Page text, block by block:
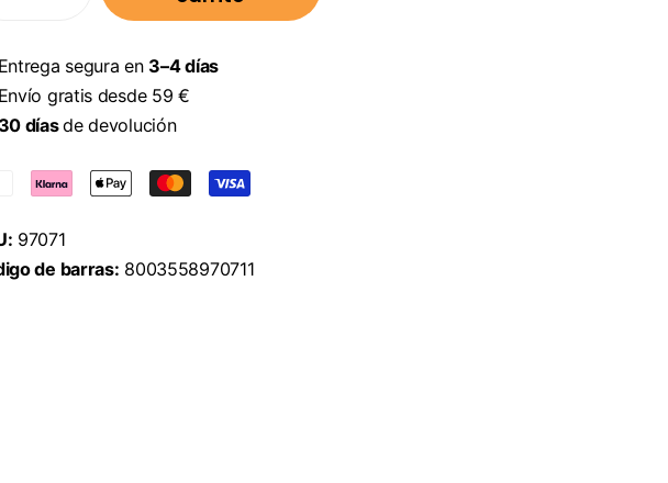
Entrega segura en 3–4 días
Envío gratis desde 59 €
30 díasde devolución
97071
de barras: 8003558970711